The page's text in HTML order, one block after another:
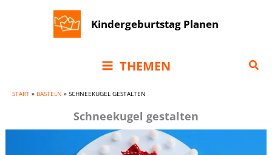
Kindergeburtstag Planen
THEMEN
START » BASTELN » SCHNEEKUGEL GESTALTEN
Schneekugel gestalten